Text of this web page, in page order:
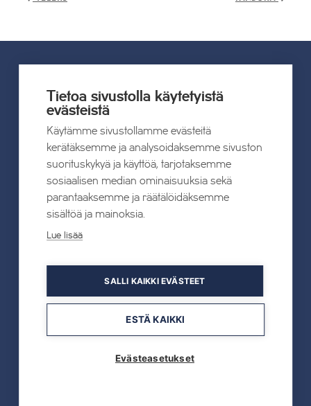
UUTISET
Kaikki uutiset
suomalaiselle arjelle
TAHKOcom palkittiin Vuoden Digiyrityksenä
Tietoa sivustolla käytetyistä
evästeistä
Käytämme sivustollamme evästeitä
kerätäksemme ja analysoidaksemme sivuston
suorituskykyä ja käyttöä, tarjotaksemme
sosiaalisen median ominaisuuksia sekä
parantaaksemme ja räätälöidäksemme
sisältöä ja mainoksia.
Lue lisää
SALLI KAIKKI EVÄSTEET
ESTÄ KAIKKI
Evästeasetukset